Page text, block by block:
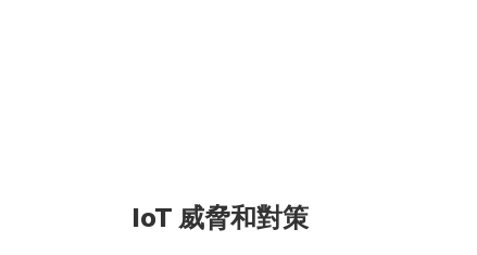
IoT 威脅和對策